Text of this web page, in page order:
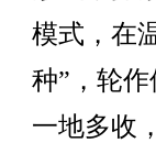
模式，在
种”，轮
一地多收